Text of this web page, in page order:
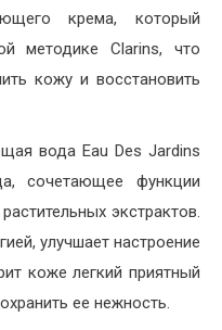
крема, который
методике Clarins, что
кожу и восстановить
вода Eau Des Jardins
сочетающее функции
экстрактов.
улучшает настроение
коже легкий приятный
ее нежность.